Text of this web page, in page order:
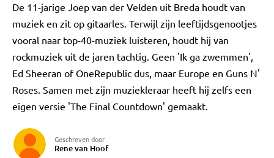
De 11-jarige Joep van der Velden uit Breda houdt van
muziek en zit op gitaarles. Terwijl zijn leeftijdsgenootjes
vooral naar top-40-muziek luisteren, houdt hij van
rockmuziek uit de jaren tachtig. Geen 'Ik ga zwemmen',
Ed Sheeran of OneRepublic dus, maar Europe en Guns N'
Roses. Samen met zijn muziekleraar heeft hij zelfs een
eigen versie 'The Final Countdown' gemaakt.
Geschreven door
Rene van Hoof